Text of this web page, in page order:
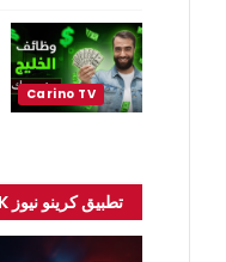
تطبيق كرينو نيوز CARINONEWS APK